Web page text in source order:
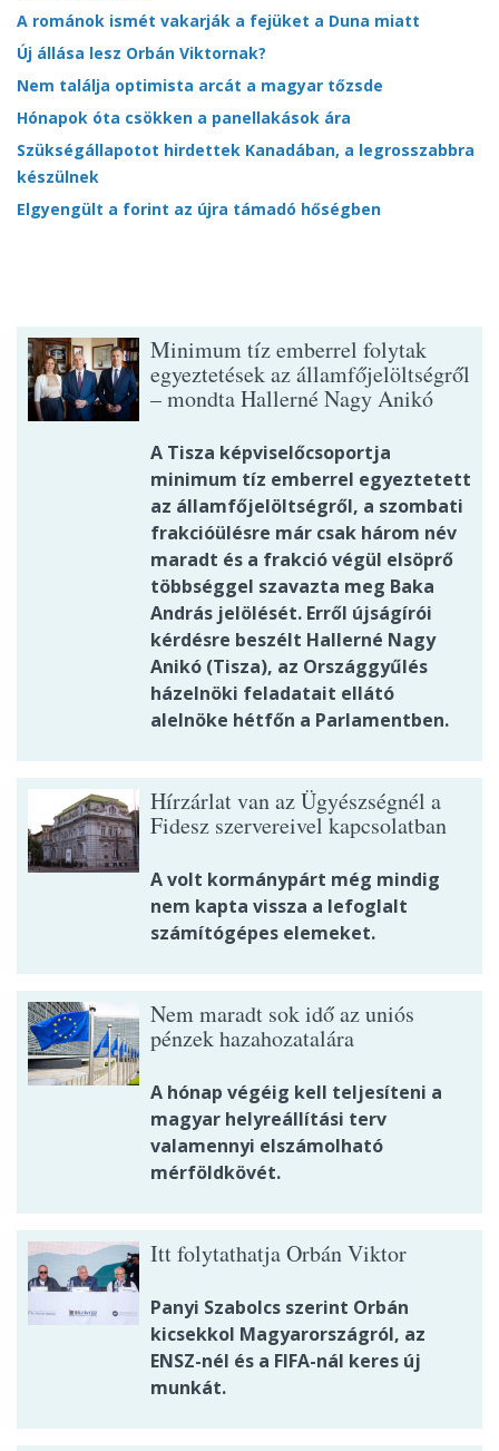
A románok ismét vakarják a fejüket a Duna miatt
Új állása lesz Orbán Viktornak?
Nem találja optimista arcát a magyar tőzsde
Hónapok óta csökken a panellakások ára
Szükségállapotot hirdettek Kanadában, a legrosszabbra
készülnek
Elgyengült a forint az újra támadó hőségben
Minimum tíz emberrel folytak
egyeztetések az államfőjelöltségről
– mondta Hallerné Nagy Anikó
A Tisza képviselőcsoportja
minimum tíz emberrel egyeztetett
az államfőjelöltségről, a szombati
frakcióülésre már csak három név
maradt és a frakció végül elsöprő
többséggel szavazta meg Baka
András jelölését. Erről újságírói
kérdésre beszélt Hallerné Nagy
Anikó (Tisza), az Országgyűlés
házelnöki feladatait ellátó
alelnöke hétfőn a Parlamentben.
Hírzárlat van az Ügyészségnél a
Fidesz szervereivel kapcsolatban
A volt kormánypárt még mindig
nem kapta vissza a lefoglalt
számítógépes elemeket.
Nem maradt sok idő az uniós
pénzek hazahozatalára
A hónap végéig kell teljesíteni a
magyar helyreállítási terv
valamennyi elszámolható
mérföldkövét.
Itt folytathatja Orbán Viktor
Panyi Szabolcs szerint Orbán
kicsekkol Magyarországról, az
ENSZ-nél és a FIFA-nál keres új
munkát.